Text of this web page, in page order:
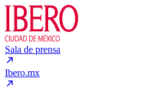
Sala de prensa
Ibero.mx